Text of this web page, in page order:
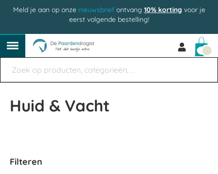
Meld je aan op onze nieuwsbriefontvang 10% korting voor je
eerst volgende bestelling!
Huid & Vacht
Filteren